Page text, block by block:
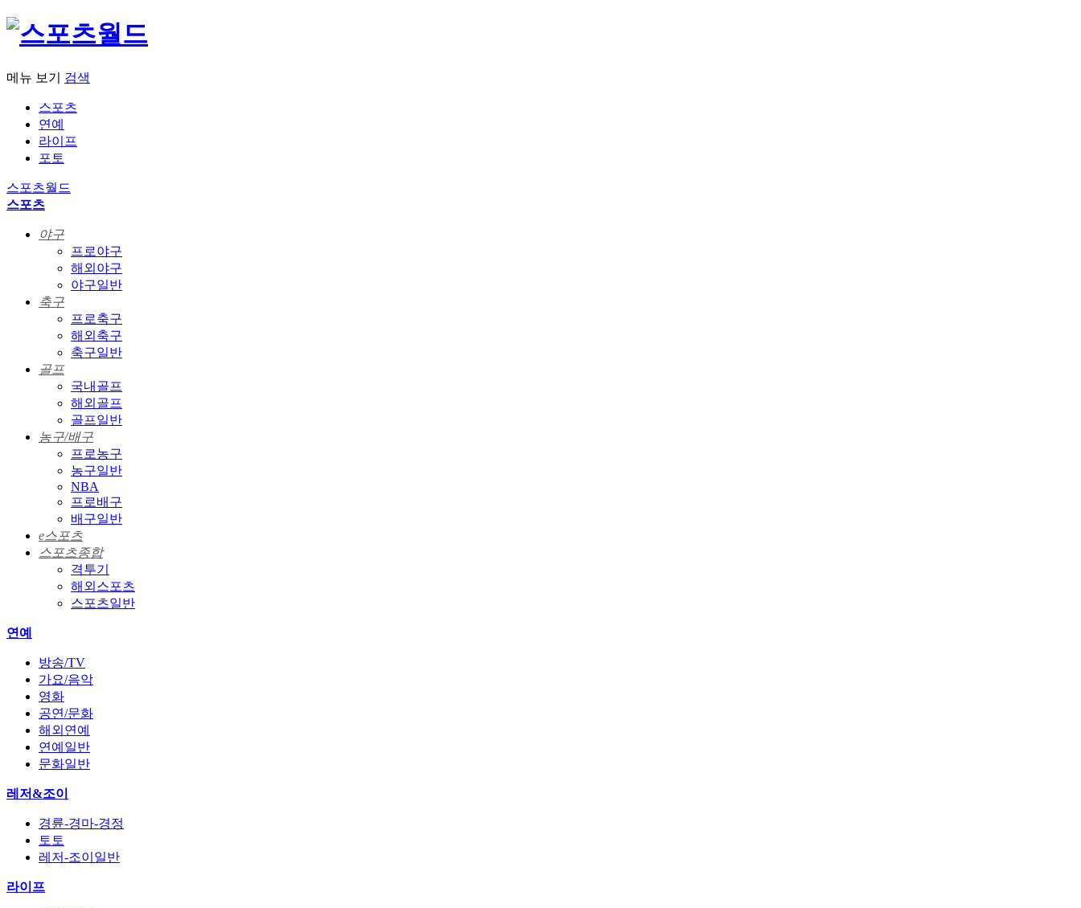
메뉴 보기 검색
스포츠
연예
라이프
포토
스포츠월드
스포츠
야구
프로야구
해외야구
야구일반
축구
프로축구
해외축구
축구일반
골프
국내골프
해외골프
골프일반
농구/배구
프로농구
농구일반
NBA
프로배구
배구일반
e스포츠
스포츠종합
격투기
해외스포츠
스포츠일반
연예
방송/TV
가요/음악
영화
공연/문화
해외연예
연예일반
문화일반
레저&조이
경륜-경마-경정
토토
레저-조이일반
라이프